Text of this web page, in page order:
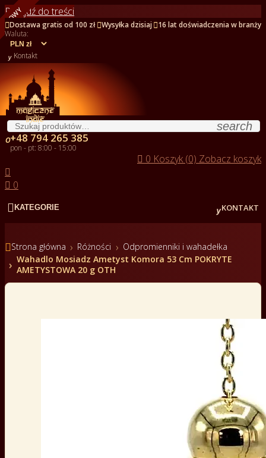
Przejdź do treści
Dostawa gratis od 100 zł Wysyłka dzisiaj 16 lat doświadczenia w branży
Waluta:
 Kontakt
search
+48 794 265 385
pon - pt: 8:00 - 15:00
 0 Koszyk (0) Zobacz koszyk

 0
 KATEGORIE KONTAKT
Strona główna Różności
Odpromienniki i wahadełka
Wahadlo Mosiadz Ametyst Komora 53 Cm POKRYTE
AMETYSTOWA 20 g OTH
NOWY